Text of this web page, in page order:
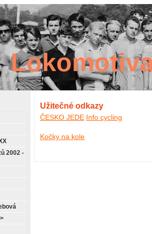
2002 -
Užitečné odkazy
ČESKO JEDE Info cycling
Kočky na kole